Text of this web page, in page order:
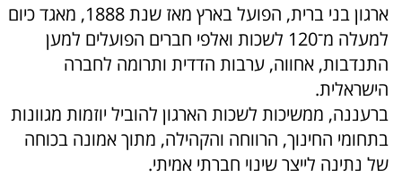
ארגון בני ברית, הפועל בארץ מאז שנת 1888, מאגד כיום
למעלה מ־120 לשכות ואלפי חברים הפועלים למען
התנדבות, אחווה, ערבות הדדית ותרומה לחברה
הישראלית.
ברעננה, ממשיכות לשכות הארגון להוביל יוזמות מגוונות
בתחומי החינוך, הרווחה והקהילה, מתוך אמונה בכוחה
של נתינה לייצר שינוי חברתי אמיתי.